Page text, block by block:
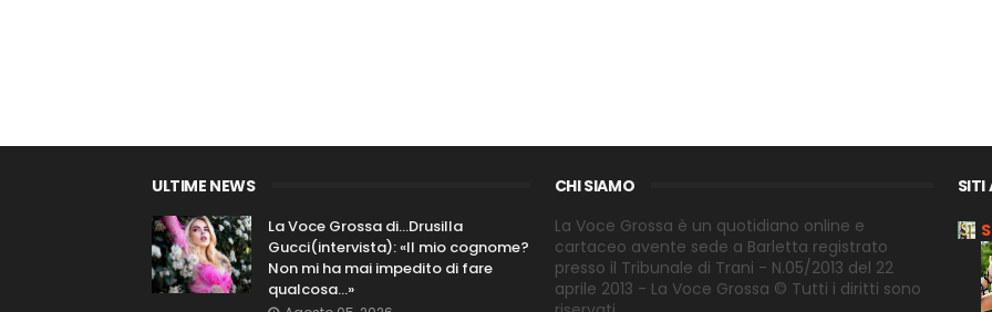
ULTIME NEWS
La Voce Grossa di…Drusilla
Gucci(intervista): «Il mio cognome?
Non mi ha mai impedito di fare
qualcosa…»
CHI SIAMO
La Voce Grossa è un quotidiano online e
cartaceo avente sede a Barletta registrato
presso il Tribunale di Trani - N.05/2013 del 22
aprile 2013 - La Voce Grossa © Tutti i diritti sono
SITI